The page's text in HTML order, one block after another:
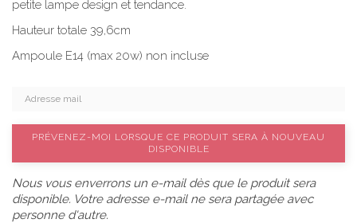
petite lampe design et tendance.
Hauteur totale 39,6cm
Ampoule E14 (max 20w) non incluse
PRÉVENEZ-MOI LORSQUE CE PRODUIT SERA À NOUVEAU
DISPONIBLE
Nous vous enverrons un e-mail dès que le produit sera
disponible. Votre adresse e-mail ne sera partagée avec
personne d'autre.